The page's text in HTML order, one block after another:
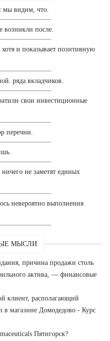
мы видим, что.
возникли после.
и показывает позитивную
ряда вкладчиков.
свои инвестиционные
перечни.
не заметят единых
невероятно выполнения
МЫСЛИ
причина продажи столь
актива, — финансовые
клиент, располагающий
в магазине Домодедово - Курс
Пятигорск?